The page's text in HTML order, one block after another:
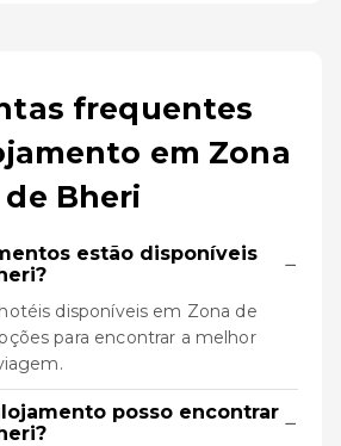
frequentes
em Zona
de Bheri
estão disponíveis
−
disponíveis em Zona de
para encontrar a melhor
posso encontrar −